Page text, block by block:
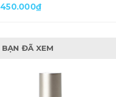
450.000₫
BẠN ĐÃ XEM